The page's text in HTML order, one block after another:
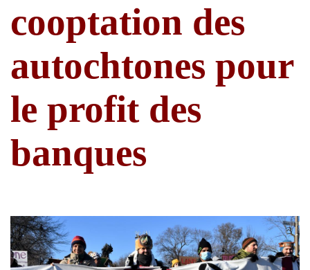
cooptation des
autochtones pour
le profit des
banques